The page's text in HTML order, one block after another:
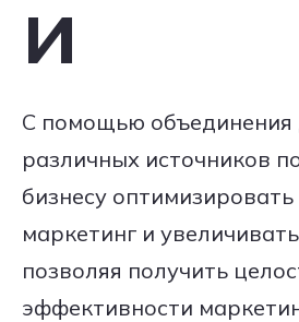
и
С помощью объединения
различных источников
бизнесу
маркетинг и
позволяя получить
эффективности